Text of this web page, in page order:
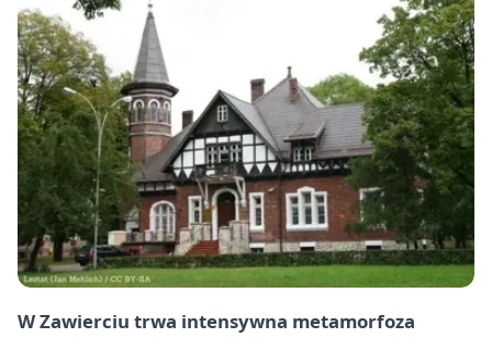
W Zawierciu trwa intensywna metamorfoza